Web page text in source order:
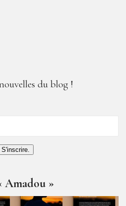
du blog !
S'inscrire.
Amadou »